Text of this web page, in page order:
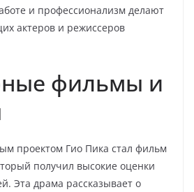
и профессионализм делают
актеров и режиссеров
фильмы и
проектом Гио Пика стал фильм
получил высокие оценки
Эта драма рассказывает о